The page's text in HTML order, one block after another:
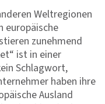
Weltregionen
europäische
zunehmend
ist in einer
Schlagwort,
haben ihre
Ausland